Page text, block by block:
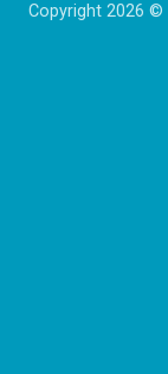
Copyright 2026 ©